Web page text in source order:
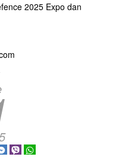
2025 Expo dan